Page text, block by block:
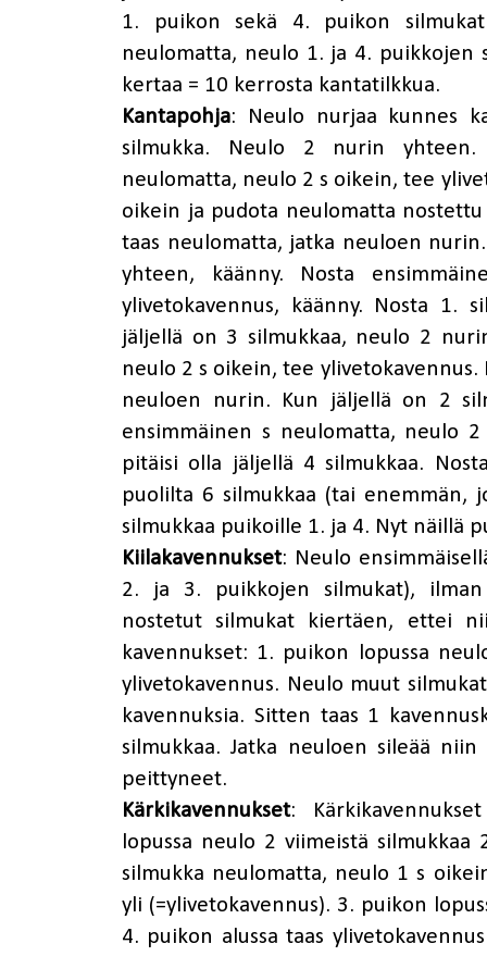
1. puikon sekä 4. puikon
neulomatta, neulo 1. ja 4. puikkojen
kertaa = 10 kerrosta kantatilkkua.
Kantapohja: Neulo nurjaa kunnes
silmukka. Neulo 2 nurin yhteen.
neulomatta, neulo 2 s oikein, tee
oikein ja pudota neulomatta
taas neulomatta, jatka neuloen
yhteen, käänny. Nosta
ylivetokavennus, käänny. Nosta 1.
jäljellä on 3 silmukkaa, neulo 2
neulo 2 s oikein, tee
neuloen nurin. Kun jäljellä on 2
ensimmäinen s neulomatta, neulo
pitäisi olla jäljellä 4 silmukkaa.
puolilta 6 silmukkaa (tai enemmän,
silmukkaa puikoille 1. ja 4. Nyt näillä
Kiilakavennukset: Neulo
2. ja 3. puikkojen silmukat), ilman
nostetut silmukat kiertäen, ettei
kavennukset: 1. puikon lopussa
ylivetokavennus. Neulo muut
kavennuksia. Sitten taas 1
silmukkaa. Jatka neuloen sileää
peittyneet.
Kärkikavennukset:
lopussa neulo 2 viimeistä
silmukka neulomatta, neulo 1 s
yli (=ylivetokavennus). 3. puikon
4. puikon alussa taas